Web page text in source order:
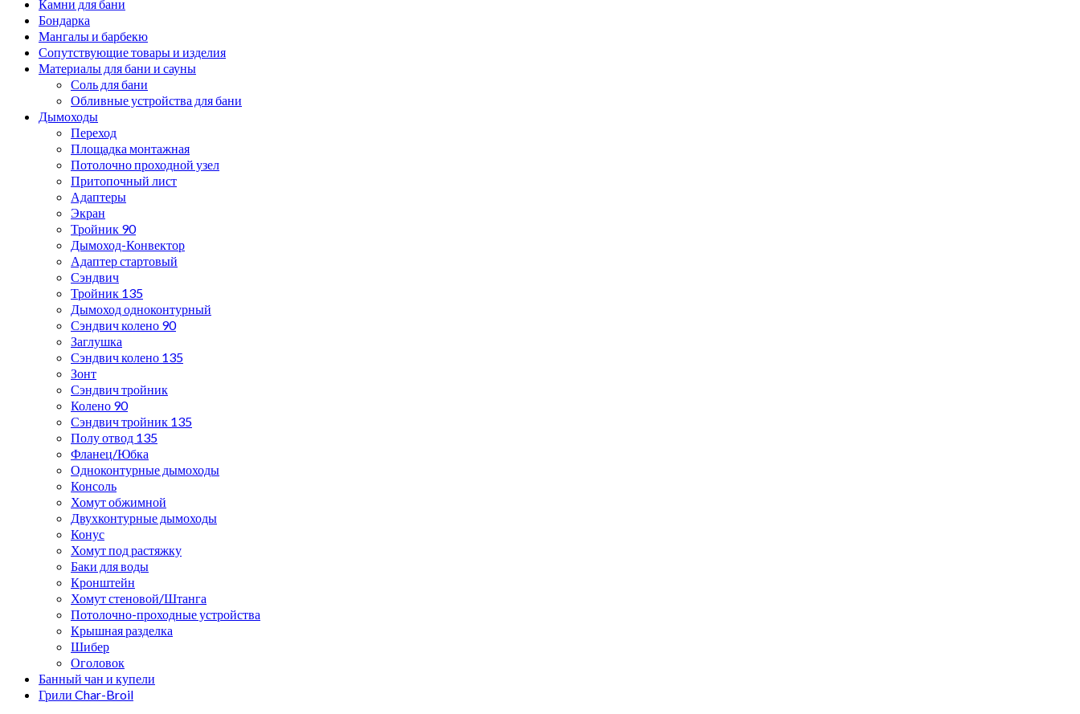
Камни для бани
Бондарка
Мангалы и барбекю
Сопутствующие товары и изделия
Материалы для бани и сауны
Соль для бани
Обливные устройства для бани
Дымоходы
Переход
Площадка монтажная
Потолочно проходной узел
Притопочный лист
Адаптеры
Экран
Тройник 90
Дымоход-Конвектор
Адаптер стартовый
Сэндвич
Тройник 135
Дымоход одноконтурный
Сэндвич колено 90
Заглушка
Сэндвич колено 135
Зонт
Сэндвич тройник
Колено 90
Сэндвич тройник 135
Полу отвод 135
Фланец/Юбка
Одноконтурные дымоходы
Консоль
Хомут обжимной
Двухконтурные дымоходы
Конус
Хомут под растяжку
Баки для воды
Кронштейн
Хомут стеновой/Штанга
Потолочно-проходные устройства
Крышная разделка
Шибер
Оголовок
Банный чан и купели
Грили Char-Broil